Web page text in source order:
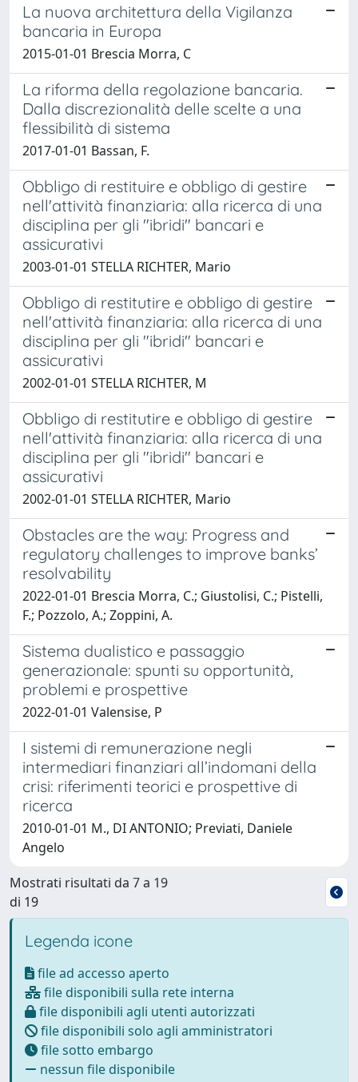
La nuova architettura della Vigilanza
bancaria in Europa
2015-01-01 Brescia Morra, C
La riforma della regolazione bancaria.
Dalla discrezionalità delle scelte a una
flessibilità di sistema
2017-01-01 Bassan, F.
Obbligo di restituire e obbligo di gestire
nell'attività finanziaria: alla ricerca di una
disciplina per gli "ibridi" bancari e
assicurativi
2003-01-01 STELLA RICHTER, Mario
Obbligo di restitutire e obbligo di gestire
nell'attività finanziaria: alla ricerca di una
disciplina per gli "ibridi" bancari e
assicurativi
2002-01-01 STELLA RICHTER, M
Obbligo di restitutire e obbligo di gestire
nell'attività finanziaria: alla ricerca di una
disciplina per gli "ibridi" bancari e
assicurativi
2002-01-01 STELLA RICHTER, Mario
Obstacles are the way: Progress and
regulatory challenges to improve banks’
resolvability
2022-01-01 Brescia Morra, C.; Giustolisi, C.; Pistelli,
F.; Pozzolo, A.; Zoppini, A.
Sistema dualistico e passaggio
generazionale: spunti su opportunità,
problemi e prospettive
2022-01-01 Valensise, P
I sistemi di remunerazione negli
intermediari finanziari all’indomani della
crisi: riferimenti teorici e prospettive di
ricerca
2010-01-01 M., DI ANTONIO; Previati, Daniele
Angelo
Mostrati risultati da 7 a 19
di 19
Legenda icone
file ad accesso aperto
file disponibili sulla rete interna
file disponibili agli utenti autorizzati
file disponibili solo agli amministratori
file sotto embargo
nessun file disponibile